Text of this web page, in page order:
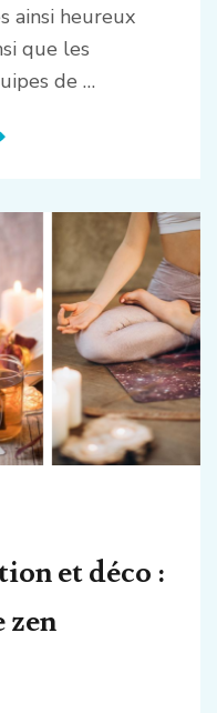
ainsi heureux
que les
de …
et déco :
zen